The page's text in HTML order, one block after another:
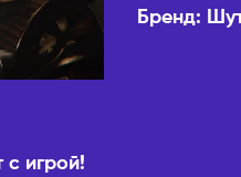
Бренд:
c игрой!